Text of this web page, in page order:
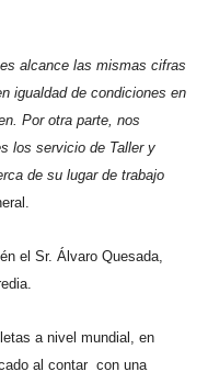
alcance las mismas cifras
igualdad de condiciones en
Por otra parte, nos
los servicio de Taller y
de su lugar de trabajo
el Sr. Álvaro Quesada,
a nivel mundial, en
al contar con una